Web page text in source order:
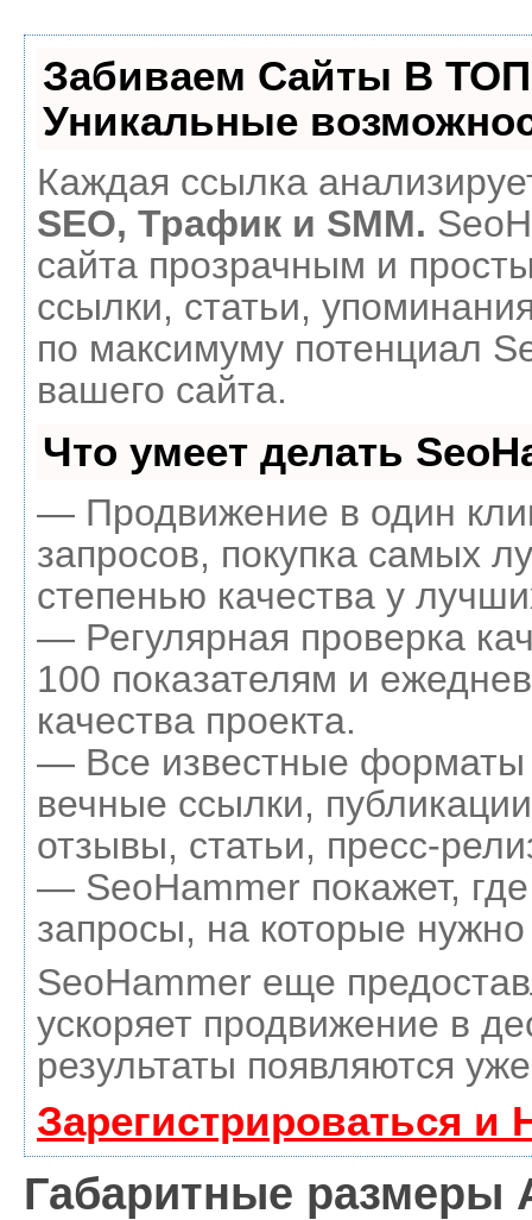
Забиваем Сайты В
Уникальные
Каждая ссылка
SEO, Трафик и SMM.
сайта прозрачным и
ссылки, статьи,
по максимуму потенциал
вашего сайта.
Что умеет делать
— Продвижение в один
запросов, покупка самых
степенью качества у
— Регулярная проверка
100 показателям и
качества проекта.
— Все известные форматы
вечные ссылки,
отзывы, статьи, пресс-
— SeoHammer покажет,
запросы, на которые
SeoHammer еще
ускоряет продвижение в
результаты появляются
Зарегистрироваться и
Габаритные размеры